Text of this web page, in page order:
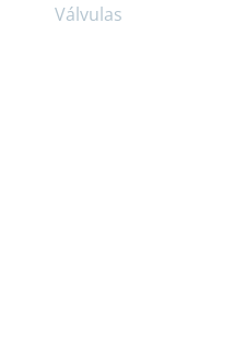
Válvulas